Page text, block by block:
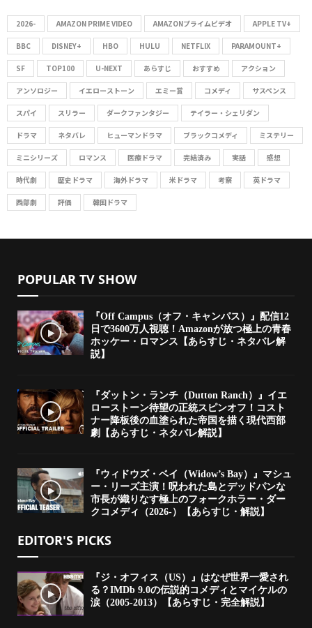
f
r
:
R
2026- AMAZON PRIME VIDEO AMAZONプライムビデオ APPLE TV+
BBC DISNEY+ HBO HULU NETFLIX PARAMOUNT+
SF TOP100 U-NEXT あらすじ おすすめ アクション
アンソロジー イエローストーン エミー賞 コメディ サスペンス
スパイ スリラー ダークファンタジー テイラー・シェリダン
ドラマ ネタバレ ヒューマンドラマ ブラックコメディ ミステリー
ミニシリーズ ロマンス 医療ドラマ 完結済み 実話 感想
時代劇 歴史ドラマ 海外ドラマ 米ドラマ 考察 英ドラマ
西部劇 評価 韓国ドラマ
POPULAR TV SHOW
『Off Campus（オフ・キャンパス）』配信12
日で3600万人視聴！Amazonが放つ極上の青春
ホッケー・ロマンス【あらすじ・ネタバレ解
説】
『ダットン・ランチ（Dutton Ranch）』イエ
ローストーン待望の正統スピンオフ！コスト
ナー降板後の血塗られた帝国を描く現代西部
劇【あらすじ・ネタバレ解説】
『ウィドウズ・ベイ（Widow’s Bay）』マシュ
ー・リーズ主演！呪われた島とデッドパンな
市長が織りなす極上のフォークホラー・ダー
クコメディ（2026-）【あらすじ・解説】
EDITOR'S PICKS
『ジ・オフィス（US）』はなぜ世界一愛され
る？IMDb 9.0の伝説的コメディとマイケルの
涙（2005-2013）【あらすじ・完全解説】